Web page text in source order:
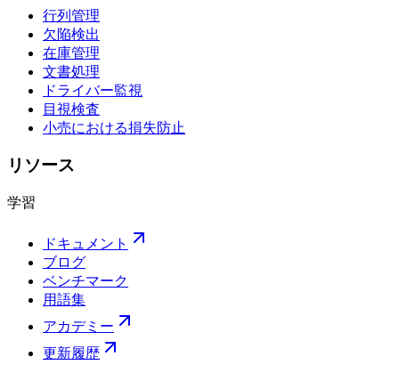
行列管理
欠陥検出
在庫管理
文書処理
ドライバー監視
目視検査
小売における損失防止
リソース
学習
ドキュメント
ブログ
ベンチマーク
用語集
アカデミー
更新履歴